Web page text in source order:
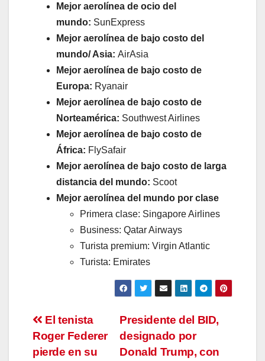
Mejor aerolínea de ocio del
mundo: SunExpress
Mejor aerolínea de bajo costo del
mundo/ Asia: AirAsia
Mejor aerolínea de bajo costo de
Europa: Ryanair
Mejor aerolínea de bajo costo de
Norteamérica: Southwest Airlines
Mejor aerolínea de bajo costo de
África: FlySafair
Mejor aerolínea de bajo costo de larga
distancia del mundo: Scoot
Mejor aerolínea del mundo por clase
Primera clase: Singapore Airlines
Business: Qatar Airways
Turista premium: Virgin Atlantic
Turista: Emirates
Navegación
de
Presidente del BID,
designado por
Donald Trump, con
El tenista
Roger Federer
pierde en su